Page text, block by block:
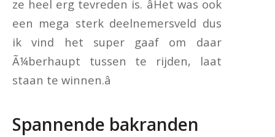
ze heel erg tevreden is. âHet was ook
een mega sterk deelnemersveld dus
ik vind het super gaaf om daar
Ã¼berhaupt tussen te rijden, laat
staan te winnen.â
Spannende bakranden